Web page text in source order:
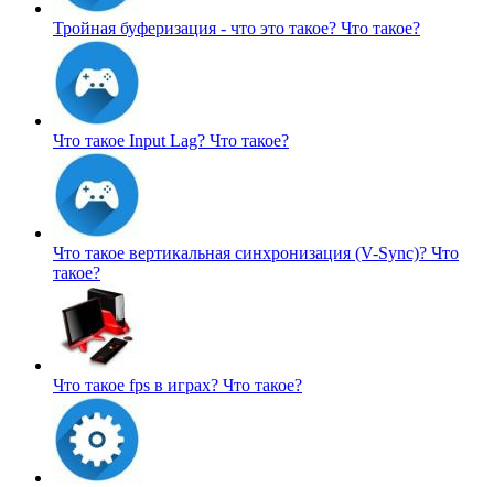
Тройная буферизация - что это такое? Что такое?
Что такое Input Lag? Что такое?
Что такое вертикальная синхронизация (V-Sync)? Что
такое?
Что такое fps в играх? Что такое?